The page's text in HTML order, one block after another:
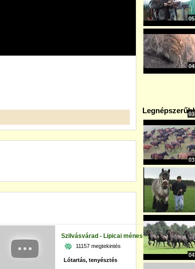
Szilvásvárad - Lipicai ménes
11157 megtekintés
Lótartás, tenyésztés